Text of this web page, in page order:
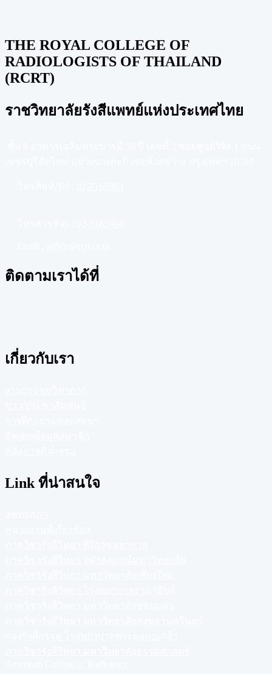
THE ROYAL COLLEGE OF
RADIOLOGISTS OF THAILAND
(RCRT)
ราชวิทยาลัยรังสีแพทย์แห่งประเทศไทย
ติดตามเราได้ที่
เกี่ยวกับเรา
Link ที่น่าสนใจ